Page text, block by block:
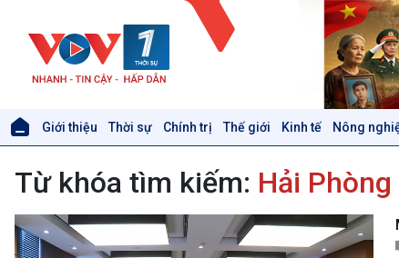
Giới thiệu Thời sự Chính trị Thế giới Kinh tế Nông
Thời sự 6h
Thời sự 18h
Thời sự 21h30
Từ khóa tìm kiếm: Hải Phòng